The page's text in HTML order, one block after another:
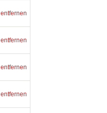
entfernen
entfernen
entfernen
entfernen